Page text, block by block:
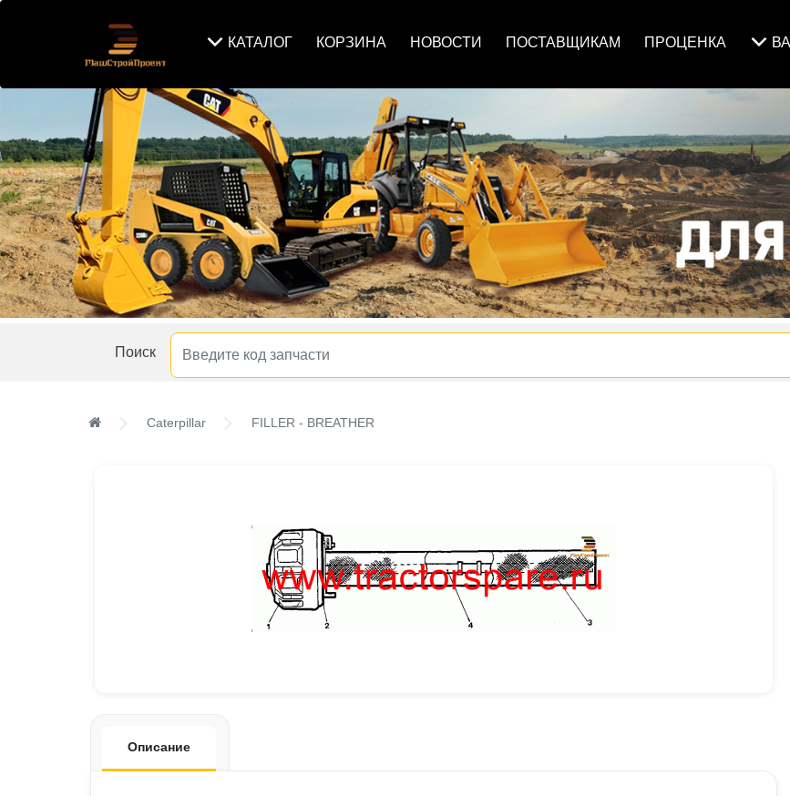
КАТАЛОГ КОРЗИНА НОВОСТИ ПОСТАВЩИКАМ ПРОЦЕНКА
Поиск
Caterpillar FILLER - BREATHER
Описание